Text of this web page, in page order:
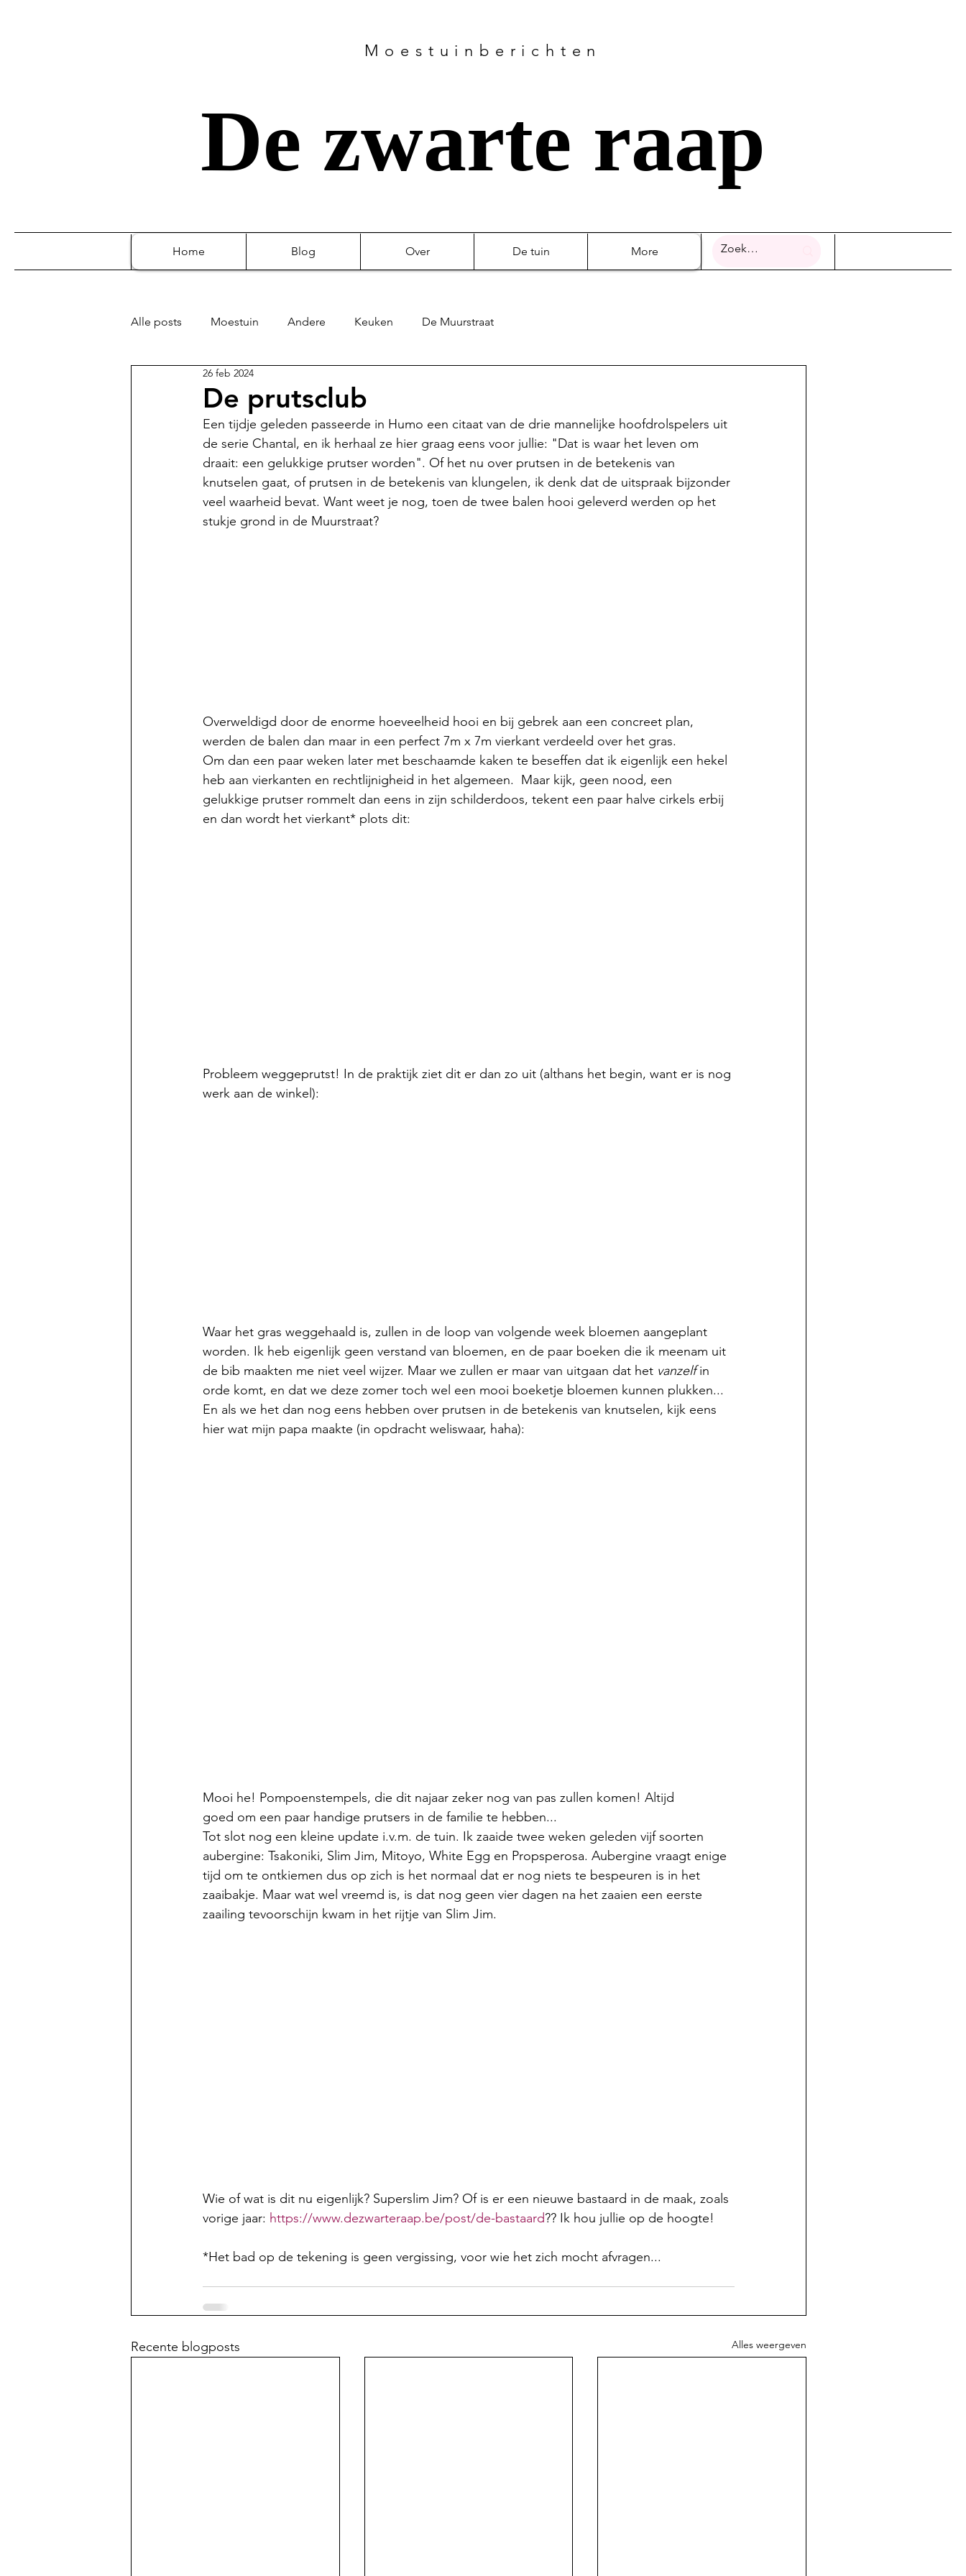
Moestuinberichten
De zwarte raap
Home Blog Over De tuin More
Alle posts Moestuin Andere Keuken De Muurstraat
De prutsclub
26 feb 2024
Een tijdje geleden passeerde in Humo een citaat van de drie mannelijke hoofdrolspelers uit
de serie Chantal, en ik herhaal ze hier graag eens voor jullie: "Dat is waar het leven om
draait: een gelukkige prutser worden". Of het nu over prutsen in de betekenis van
knutselen gaat, of prutsen in de betekenis van klungelen, ik denk dat de uitspraak bijzonder
veel waarheid bevat. Want weet je nog, toen de twee balen hooi geleverd werden op het
stukje grond in de Muurstraat?
Overweldigd door de enorme hoeveelheid hooi en bij gebrek aan een concreet plan,
werden de balen dan maar in een perfect 7m x 7m vierkant verdeeld over het gras.
Om dan een paar weken later met beschaamde kaken te beseffen dat ik eigenlijk een hekel
heb aan vierkanten en rechtlijnigheid in het algemeen.  Maar kijk, geen nood, een
gelukkige prutser rommelt dan eens in zijn schilderdoos, tekent een paar halve cirkels erbij
en dan wordt het vierkant* plots dit:
Probleem weggeprutst! In de praktijk ziet dit er dan zo uit (althans het begin, want er is nog
werk aan de winkel):
Waar het gras weggehaald is, zullen in de loop van volgende week bloemen aangeplant
worden. Ik heb eigenlijk geen verstand van bloemen, en de paar boeken die ik meenam uit
de bib maakten me niet veel wijzer. Maar we zullen er maar van uitgaan dat het vanzelf in
orde komt, en dat we deze zomer toch wel een mooi boeketje bloemen kunnen plukken...
En als we het dan nog eens hebben over prutsen in de betekenis van knutselen, kijk eens
hier wat mijn papa maakte (in opdracht weliswaar, haha):
Mooi he! Pompoenstempels, die dit najaar zeker nog van pas zullen komen! Altijd
goed om een paar handige prutsers in de familie te hebben...
Tot slot nog een kleine update i.v.m. de tuin. Ik zaaide twee weken geleden vijf soorten
aubergine: Tsakoniki, Slim Jim, Mitoyo, White Egg en Propsperosa. Aubergine vraagt enige
tijd om te ontkiemen dus op zich is het normaal dat er nog niets te bespeuren is in het
zaaibakje. Maar wat wel vreemd is, is dat nog geen vier dagen na het zaaien een eerste
zaailing tevoorschijn kwam in het rijtje van Slim Jim.
Wie of wat is dit nu eigenlijk? Superslim Jim? Of is er een nieuwe bastaard in de maak, zoals
vorige jaar: https://www.dezwarteraap.be/post/de-bastaard?? Ik hou jullie op de hoogte!
*Het bad op de tekening is geen vergissing, voor wie het zich mocht afvragen...
Recente blogposts Alles weergeven